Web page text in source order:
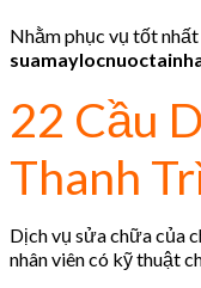
Nhằm phục vụ tốt
22 Cầu
Thanh
Dịch vụ sửa chữa của
nhân viên có kỹ thuật